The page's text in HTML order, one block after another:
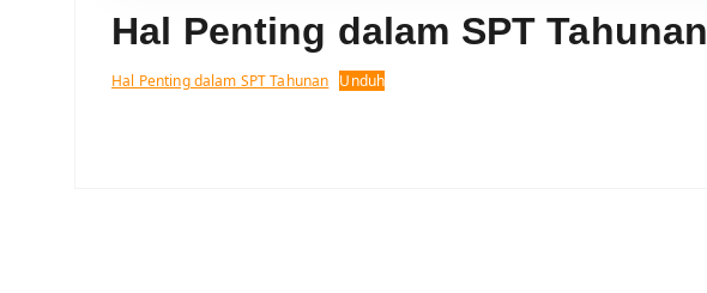
Hal Penting dalam SPT Tahunan
Hal Penting dalam SPT Tahunan Unduh